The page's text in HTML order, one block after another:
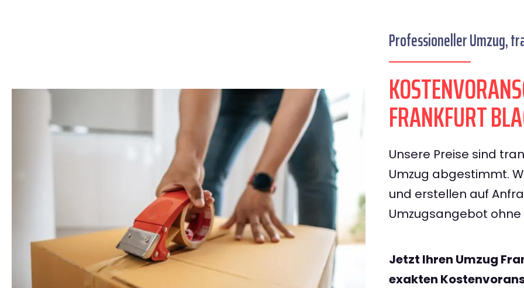
Professioneller Umzug,
FRANKFURT
Unsere Preise sind
Umzug abgestimmt.
und erstellen auf
Umzugsangebot
Jetzt Ihren Umzug
exakten